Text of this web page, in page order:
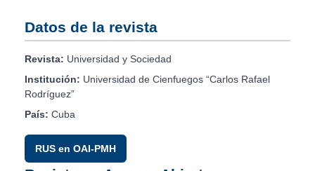
Datos de la revista
Revista: Universidad y Sociedad
Institución: Universidad de Cienfuegos “Carlos Rafael
Rodríguez”
País: Cuba
RUS en OAI-PMH